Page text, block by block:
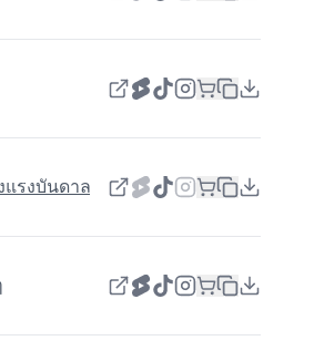
แรงบันดาลใจ